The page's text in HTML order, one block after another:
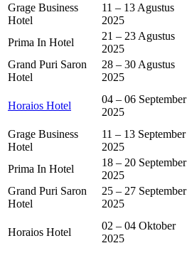
Grage Business
Hotel
11 – 13 Agustus
2025
Prima In Hotel
21 – 23 Agustus
2025
Grand Puri Saron
Hotel
28 – 30 Agustus
2025
Horaios Hotel
04 – 06 September
2025
Grage Business
Hotel
11 – 13 September
2025
Prima In Hotel
18 – 20 September
2025
Grand Puri Saron
Hotel
25 – 27 September
2025
Horaios Hotel
02 – 04 Oktober
2025